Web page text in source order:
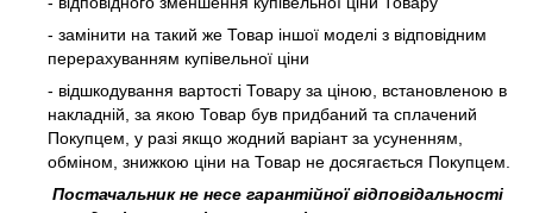
- замінити на такий же Товар іншої моделі з відповідним
перерахуванням купівельної ціни
- відшкодування вартості Товару за ціною, встановленою в
накладній, за якою Товар був придбаний та сплачений
Покупцем, у разі якщо жодний варіант за усуненням,
обміном, знижкою ціни на Товар не досягається Покупцем.
Постачальник не несе гарантійної відповідальності